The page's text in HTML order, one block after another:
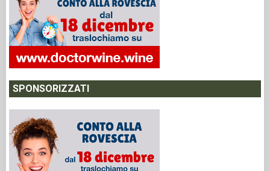
SPONSORIZZATI